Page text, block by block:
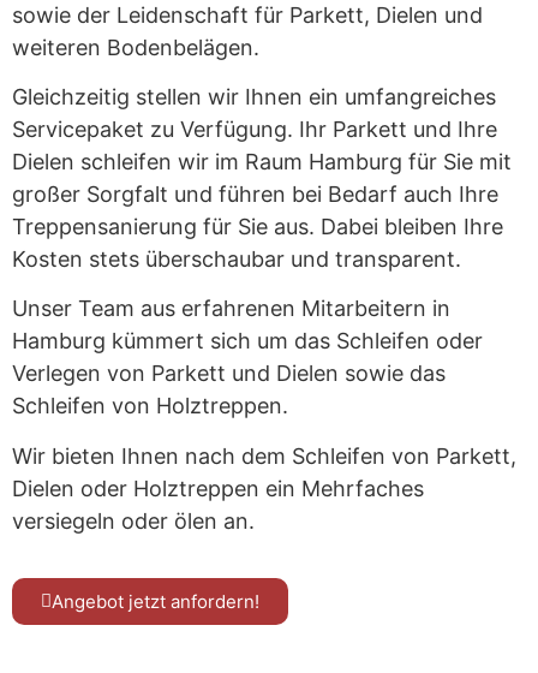
sowie der Leidenschaft für Parkett, Dielen und
weiteren Bodenbelägen.
Gleichzeitig stellen wir Ihnen ein umfangreiches
Servicepaket zu Verfügung. Ihr Parkett und Ihre
Dielen schleifen wir im Raum Hamburg für Sie mit
großer Sorgfalt und führen bei Bedarf auch Ihre
Treppensanierung für Sie aus. Dabei bleiben Ihre
Kosten stets überschaubar und transparent.
Unser Team aus erfahrenen Mitarbeitern in
Hamburg kümmert sich um das Schleifen oder
Verlegen von Parkett und Dielen sowie das
Schleifen von Holztreppen.
Wir bieten Ihnen nach dem Schleifen von Parkett,
Dielen oder Holztreppen ein Mehrfaches
versiegeln oder ölen an.
Angebot jetzt anfordern!